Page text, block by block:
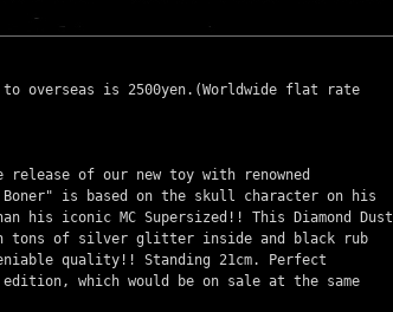
overseas is 2500yen.(Worldwide flat rate
release of our new toy with renowned
is based on the skull character on his
his iconic MC Supersized!! This Diamond Dust
tons of silver glitter inside and black rub
quality!! Standing 21cm. Perfect
which would be on sale at the same